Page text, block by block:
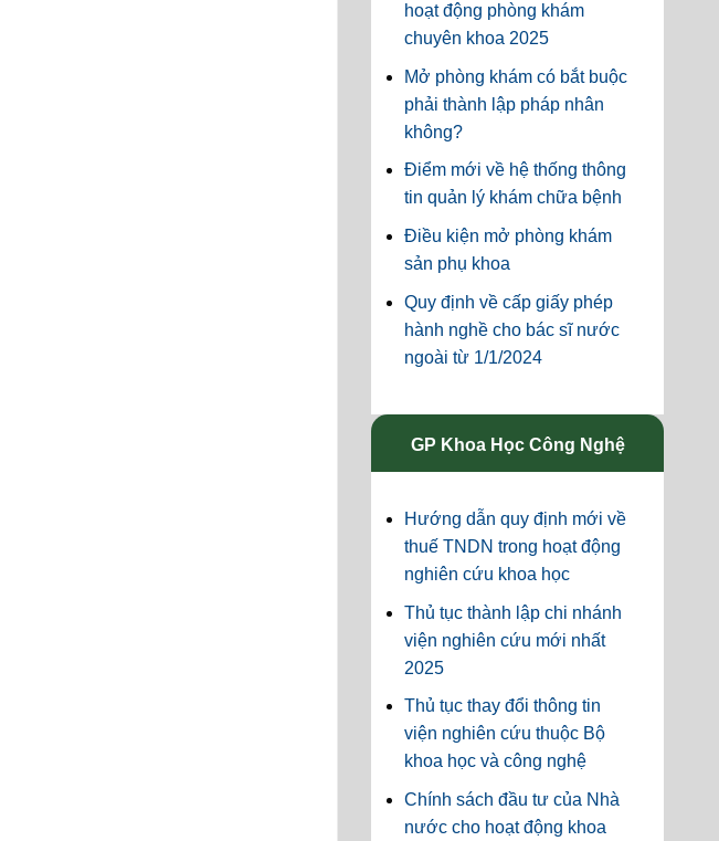
hoạt động phòng khám
chuyên khoa 2025
Mở phòng khám có bắt buộc
phải thành lập pháp nhân
không?
Điểm mới về hệ thống thông
tin quản lý khám chữa bệnh
Điều kiện mở phòng khám
sản phụ khoa
Quy định về cấp giấy phép
hành nghề cho bác sĩ nước
ngoài từ 1/1/2024
GP Khoa Học Công Nghệ
Hướng dẫn quy định mới về
thuế TNDN trong hoạt động
nghiên cứu khoa học
Thủ tục thành lập chi nhánh
viện nghiên cứu mới nhất
2025
Thủ tục thay đổi thông tin
viện nghiên cứu thuộc Bộ
khoa học và công nghệ
Chính sách đầu tư của Nhà
nước cho hoạt động khoa